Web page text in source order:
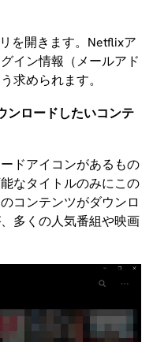
を開きます。Netflixア
イン情報（メールアド
求められます。
ンロードしたいコンテ
ドアイコンがあるもの
なタイトルのみにこの
コンテンツがダウンロ
多くの人気番組や映画